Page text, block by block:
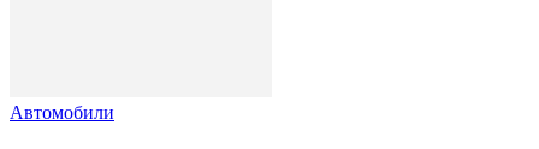
Автомобили